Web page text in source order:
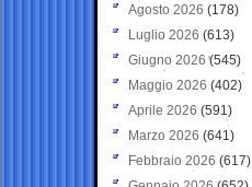
Agosto 2026 (178)
Luglio 2026 (613)
Giugno 2026 (545)
Maggio 2026 (402)
Aprile 2026 (591)
Marzo 2026 (641)
Febbraio 2026 (617)